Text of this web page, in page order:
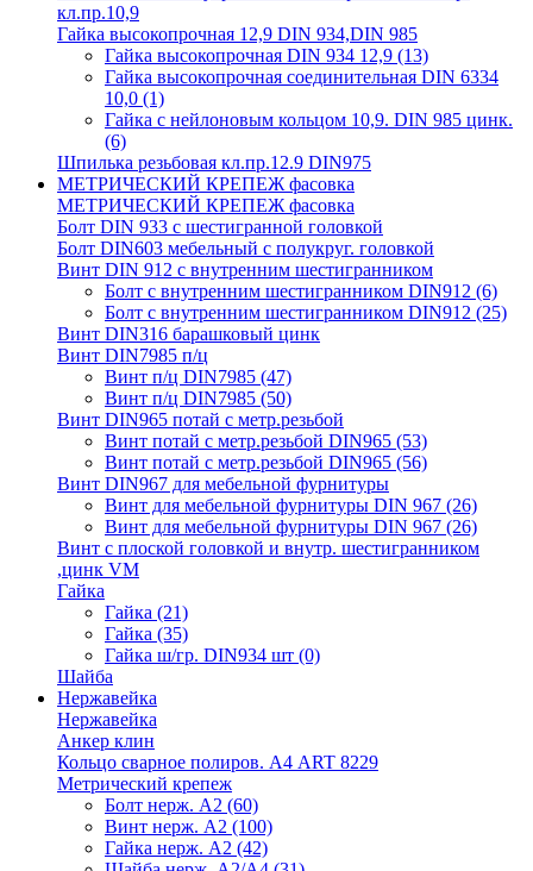
кл.пр.10,9
Гайка высокопрочная 12,9 DIN 934,DIN 985
Гайка высокопрочная DIN 934 12,9 (13)
Гайка высокопрочная соединительная DIN 6334
10,0 (1)
Гайка с нейлоновым кольцом 10,9. DIN 985 цинк.
(6)
Шпилька резьбовая кл.пр.12.9 DIN975
МЕТРИЧЕСКИЙ КРЕПЕЖ фасовка
МЕТРИЧЕСКИЙ КРЕПЕЖ фасовка
Болт DIN 933 с шестигранной головкой
Болт DIN603 мебельный с полукруг. головкой
Винт DIN 912 с внутренним шестигранником
Болт с внутренним шестигранником DIN912 (6)
Болт с внутренним шестигранником DIN912 (25)
Винт DIN316 барашковый цинк
Винт DIN7985 п/ц
Винт п/ц DIN7985 (47)
Винт п/ц DIN7985 (50)
Винт DIN965 потай с метр.резьбой
Винт потай с метр.резьбой DIN965 (53)
Винт потай с метр.резьбой DIN965 (56)
Винт DIN967 для мебельной фурнитуры
Винт для мебельной фурнитуры DIN 967 (26)
Винт для мебельной фурнитуры DIN 967 (26)
Винт с плоской головкой и внутр. шестигранником
,цинк VM
Гайка
Гайка (21)
Гайка (35)
Гайка ш/гр. DIN934 шт (0)
Шайба
Нержавейка
Нержавейка
Анкер клин
Кольцо сварное полиров. А4 ART 8229
Метрический крепеж
Болт нерж. А2 (60)
Винт нерж. А2 (100)
Гайка нерж. А2 (42)